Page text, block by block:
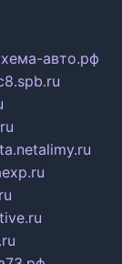
авто.рф
alimy.ru